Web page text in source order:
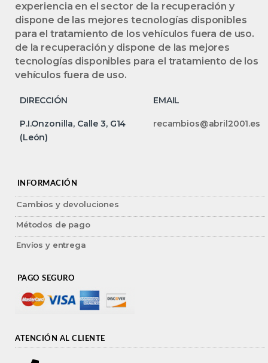
experiencia en el sector de la recuperación y
dispone de las mejores tecnologías disponibles
para el tratamiento de los vehículos fuera de uso.
de la recuperación y dispone de las mejores
tecnologías disponibles para el tratamiento de los
vehículos fuera de uso.
DIRECCIÓN EMAIL
P.I.Onzonilla, Calle 3, G14
(León)
recambios@abril2001.es
INFORMACIÓN
Cambios y devoluciones
Métodos de pago
Envíos y entrega
PAGO SEGURO
ATENCIÓN AL CLIENTE